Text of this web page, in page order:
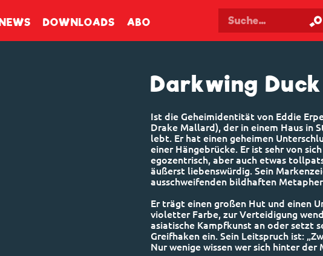
NEWS DOWNLOADS ABO
Darkwing Duck
Ist die Geheimidentität von Eddie
Drake Mallard), der in einem Haus in
lebt. Er hat einen geheimen
einer Hängebrücke. Er ist sehr von
egozentrisch, aber auch etwas
äußerst liebenswürdig. Sein
ausschweifenden bildhaften
Er trägt einen großen Hut und einen
violetter Farbe, zur Verteidigung
asiatische Kampfkunst an oder setzt
Greifhaken ein. Sein Leitspruch ist:
Nur wenige wissen wer sich hinter der